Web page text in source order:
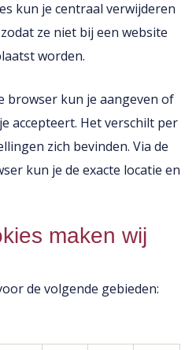
kun je centraal verwijderen
zodat ze niet bij een website
worden.
browser kun je aangeven of
accepteert. Het verschilt per
zich bevinden. Via de
kun je de exacte locatie en
maken wij
de volgende gebieden: